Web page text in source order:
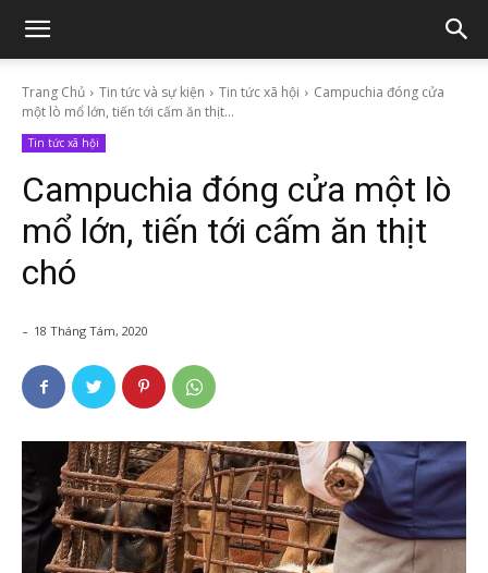
Trang Chủ Tin tức và sự kiện Tin tức xã hội
Campuchia đóng cửa
một lò mổ lớn, tiến tới cấm ăn thịt...
Tin tức xã hội
Campuchia đóng cửa một lò
mổ lớn, tiến tới cấm ăn thịt
chó
- 18 Tháng Tám, 2020